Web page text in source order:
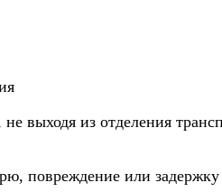
выходя из отделения
повреждение или